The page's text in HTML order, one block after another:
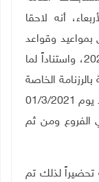
أنه لاحقا
بمواعيد وقواعد
القيد والتسجيل للموسم الرياضي 2020/2021، واستناداً لما
الخاصة
بمشاركات المنتخبات الوطنية، فقد تم تحديد يوم 01/3/2021
الفروع ومن ثم
تحضيراً لذلك تم